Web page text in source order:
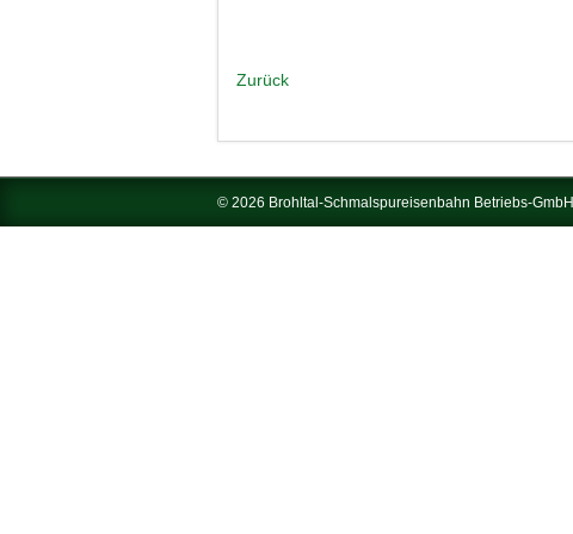
Zurück
© 2026 Brohltal-Schmalspureisenbahn Betriebs-GmbH